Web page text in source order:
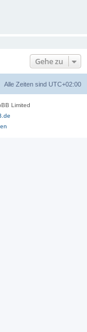
Gehe zu
Alle Zeiten sind UTC+02:00
Limited